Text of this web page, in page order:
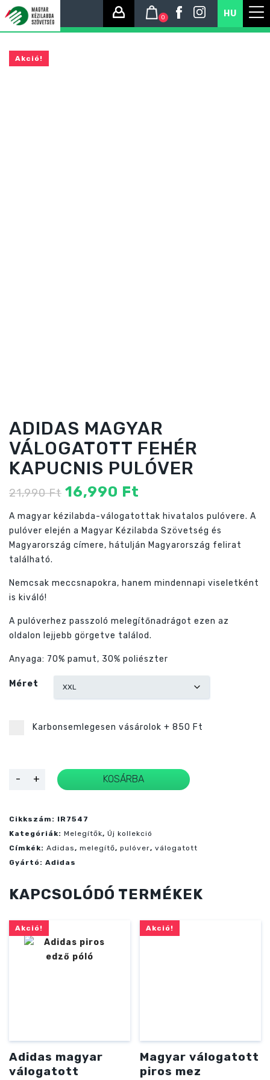
HU
0
Akció!
ADIDAS MAGYAR
VÁLOGATOTT FEHÉR
KAPUCNIS PULÓVER
21,990Ft Original
was:
21,990 Ft
16,990 Ft
is:
16,990 Ft
A magyar kézilabda-válogatottak hivatalos pulóvere. A
pulóver elején a Magyar Kézilabda Szövetség és
Magyarország címere, hátulján Magyarország felirat
található.
Nemcsak meccsnapokra, hanem mindennapi viseletként
is kiváló!
A pulóverhez passzoló melegítőnadrágot ezen az
oldalon lejjebb görgetve találod.
Anyaga: 70% pamut, 30% poliészter
Méret
Karbonsemlegesen vásárolok + 850 Ft
-
Adidas
magyar
válogatott
pulóver
mennyiség
+ KOSÁRBA
Cikkszám: IR7547
Kategóriák: Melegítők, Új kollekció
Címkék: Adidas, melegítő, pulóver, válogatott
Gyártó: Adidas
KAPCSOLÓDÓ TERMÉKEK
Akció!
Adidas magyar
válogatott
Akció!
Magyar válogatott
piros mez